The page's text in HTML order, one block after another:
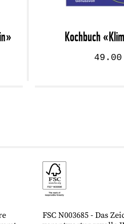
Kochbuch
49.00
FSC N003685 - Das